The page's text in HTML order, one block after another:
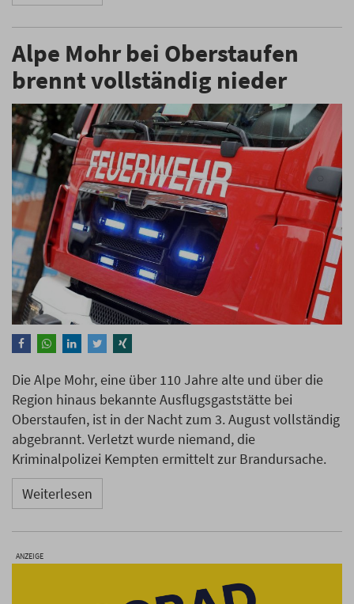
Alpe Mohr bei Oberstaufen
brennt vollständig nieder
Die Alpe Mohr, eine über 110 Jahre alte und über die
Region hinaus bekannte Ausflugsgaststätte bei
Oberstaufen, ist in der Nacht zum 3. August vollständig
abgebrannt. Verletzt wurde niemand, die
Kriminalpolizei Kempten ermittelt zur Brandursache.
Weiterlesen
ANZEIGE